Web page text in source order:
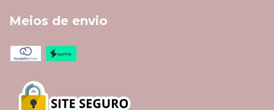
Meios de envio